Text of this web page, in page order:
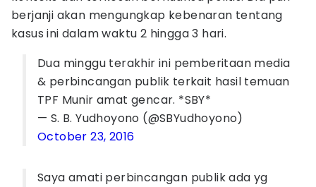
berjanji akan mengungkap kebenaran tentang
kasus ini dalam waktu 2 hingga 3 hari.
Dua minggu terakhir ini pemberitaan media
& perbincangan publik terkait hasil temuan
TPF Munir amat gencar. *SBY*
— S. B. Yudhoyono (@SBYudhoyono)
October 23, 2016
Saya amati perbincangan publik ada yg